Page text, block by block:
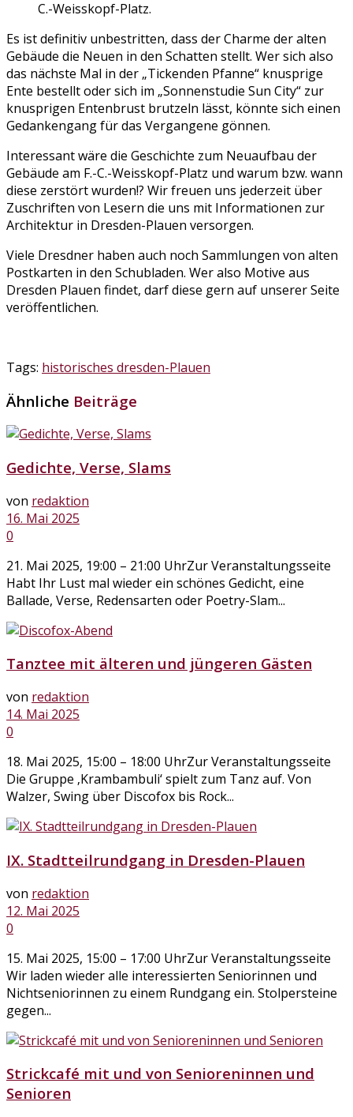
C.-Weisskopf-Platz.
Es ist definitiv unbestritten, dass der Charme der alten
Gebäude die Neuen in den Schatten stellt. Wer sich also
das nächste Mal in der „Tickenden Pfanne“ knusprige
Ente bestellt oder sich im „Sonnenstudie Sun City“ zur
knusprigen Entenbrust brutzeln lässt, könnte sich einen
Gedankengang für das Vergangene gönnen.
Interessant wäre die Geschichte zum Neuaufbau der
Gebäude am F.-C.-Weisskopf-Platz und warum bzw. wann
diese zerstört wurden!? Wir freuen uns jederzeit über
Zuschriften von Lesern die uns mit Informationen zur
Architektur in Dresden-Plauen versorgen.
Viele Dresdner haben auch noch Sammlungen von alten
Postkarten in den Schubladen. Wer also Motive aus
Dresden Plauen findet, darf diese gern auf unserer Seite
veröffentlichen.
Tags: historisches dresden-Plauen
Ähnliche Beiträge
Gedichte, Verse, Slams
von redaktion
16. Mai 2025
0
21. Mai 2025, 19:00 – 21:00 UhrZur Veranstaltungsseite
Habt Ihr Lust mal wieder ein schönes Gedicht, eine
Ballade, Verse, Redensarten oder Poetry-Slam...
Tanztee mit älteren und jüngeren Gästen
von redaktion
14. Mai 2025
0
18. Mai 2025, 15:00 – 18:00 UhrZur Veranstaltungsseite
Die Gruppe ‚Krambambuli‘ spielt zum Tanz auf. Von
Walzer, Swing über Discofox bis Rock...
IX. Stadtteilrundgang in Dresden-Plauen
von redaktion
12. Mai 2025
0
15. Mai 2025, 15:00 – 17:00 UhrZur Veranstaltungsseite
Wir laden wieder alle interessierten Seniorinnen und
Nichtseniorinnen zu einem Rundgang ein. Stolpersteine
gegen...
Strickcafé mit und von Senioreninnen und
Senioren